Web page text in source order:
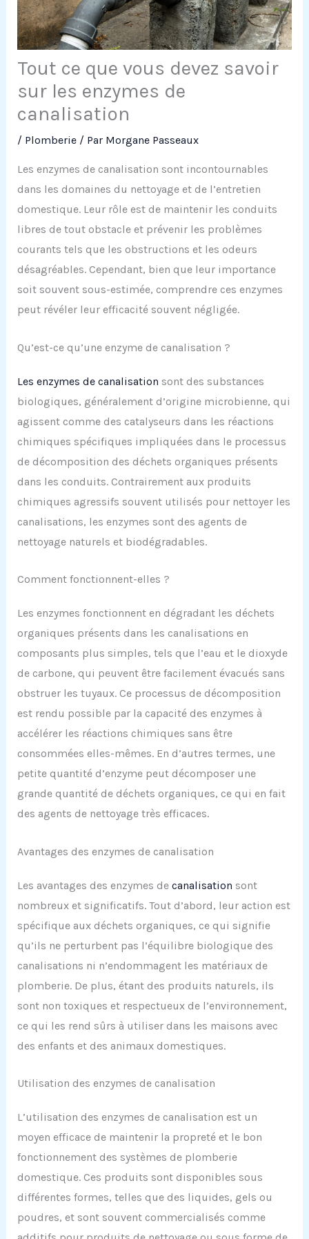
Tout ce que vous devez savoir
sur les enzymes de
canalisation
/ Plomberie/ Par Morgane Passeaux
Les enzymes de canalisation sont incontournables
dans les domaines du nettoyage et de l’entretien
domestique. Leur rôle est de maintenir les conduits
libres de tout obstacle et prévenir les problèmes
courants tels que les obstructions et les odeurs
désagréables. Cependant, bien que leur importance
soit souvent sous-estimée, comprendre ces enzymes
peut révéler leur efficacité souvent négligée.
Qu’est-ce qu’une enzyme de canalisation ?
Les enzymes de canalisation sont des substances
biologiques, généralement d’origine microbienne, qui
agissent comme des catalyseurs dans les réactions
chimiques spécifiques impliquées dans le processus
de décomposition des déchets organiques présents
dans les conduits. Contrairement aux produits
chimiques agressifs souvent utilisés pour nettoyer les
canalisations, les enzymes sont des agents de
nettoyage naturels et biodégradables.
Comment fonctionnent-elles ?
Les enzymes fonctionnent en dégradant les déchets
organiques présents dans les canalisations en
composants plus simples, tels que l’eau et le dioxyde
de carbone, qui peuvent être facilement évacués sans
obstruer les tuyaux. Ce processus de décomposition
est rendu possible par la capacité des enzymes à
accélérer les réactions chimiques sans être
consommées elles-mêmes. En d’autres termes, une
petite quantité d’enzyme peut décomposer une
grande quantité de déchets organiques, ce qui en fait
des agents de nettoyage très efficaces.
Avantages des enzymes de canalisation
Les avantages des enzymes de canalisation sont
nombreux et significatifs. Tout d’abord, leur action est
spécifique aux déchets organiques, ce qui signifie
qu’ils ne perturbent pas l’équilibre biologique des
canalisations ni n’endommagent les matériaux de
plomberie. De plus, étant des produits naturels, ils
sont non toxiques et respectueux de l’environnement,
ce qui les rend sûrs à utiliser dans les maisons avec
des enfants et des animaux domestiques.
Utilisation des enzymes de canalisation
L’utilisation des enzymes de canalisation est un
moyen efficace de maintenir la propreté et le bon
fonctionnement des systèmes de plomberie
domestique. Ces produits sont disponibles sous
différentes formes, telles que des liquides, gels ou
poudres, et sont souvent commercialisés comme